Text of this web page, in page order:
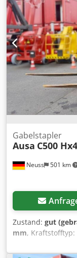
Neuss 501 km
Gabelstapler
Ausa C500 Hx4
Zustand: gut
mm, Kraftstofftyp:
Leergewicht:
27,7 cm CE-